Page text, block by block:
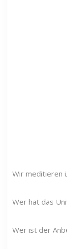
Wir meditieren
Wer hat das
Wer ist der